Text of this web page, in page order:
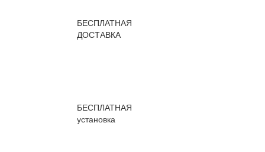
БЕСПЛАТНАЯ
ДОСТАВКА
БЕСПЛАТНАЯ
установка